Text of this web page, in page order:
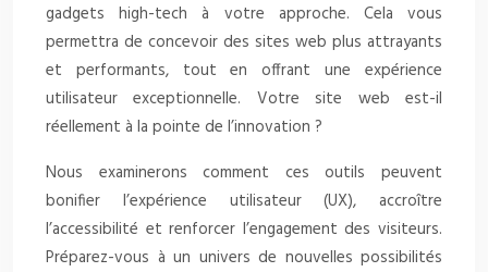
gadgets high-tech à votre approche. Cela vous
permettra de concevoir des sites web plus attrayants
et performants, tout en offrant une expérience
utilisateur exceptionnelle. Votre site web est-il
réellement à la pointe de l’innovation ?
Nous examinerons comment ces outils peuvent
bonifier l’expérience utilisateur (UX), accroître
l’accessibilité et renforcer l’engagement des visiteurs.
Préparez-vous à un univers de nouvelles possibilités